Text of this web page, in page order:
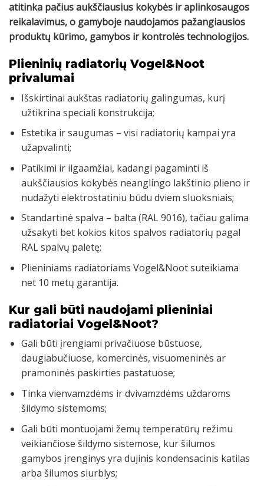
atitinka pačius aukščiausius kokybės ir aplinkosaugos
reikalavimus, o gamyboje naudojamos pažangiausios
produktų kūrimo, gamybos ir kontrolės technologijos.
Plieninių radiatorių Vogel&Noot
privalumai
Išskirtinai aukštas radiatorių galingumas, kurį
užtikrina speciali konstrukcija;
Estetika ir saugumas – visi radiatorių kampai yra
užapvalinti;
Patikimi ir ilgaamžiai, kadangi pagaminti iš
aukščiausios kokybės neanglingo lakštinio plieno ir
nudažyti elektrostatiniu būdu dviem sluoksniais;
Standartinė spalva – balta (RAL 9016), tačiau galima
užsakyti bet kokios kitos spalvos radiatorių pagal
RAL spalvų paletę;
Plieniniams radiatoriams Vogel&Noot suteikiama
net 10 metų garantija.
Kur gali būti naudojami plieniniai
radiatoriai Vogel&Noot?
Gali būti įrengiami privačiuose būstuose,
daugiabučiuose, komercinės, visuomeninės ar
pramoninės paskirties pastatuose;
Tinka vienvamzdėms ir dvivamzdėms uždaroms
šildymo sistemoms;
Gali būti montuojami žemų temperatūrų režimu
veikiančiose šildymo sistemose, kur šilumos
gamybos įrenginys yra dujinis kondensacinis katilas
arba šilumos siurblys;